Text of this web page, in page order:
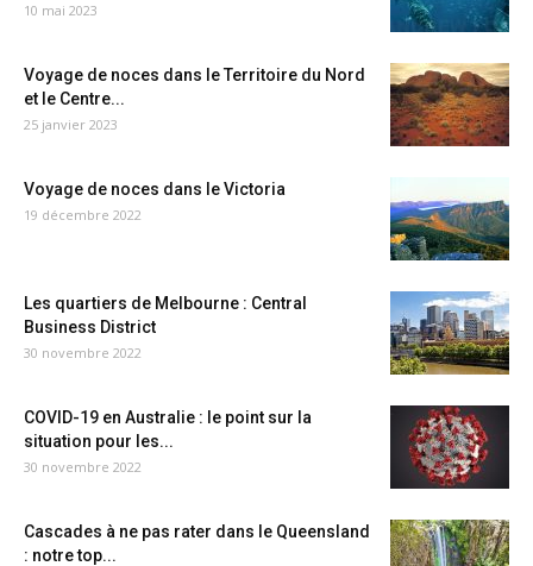
10 mai 2023
Voyage de noces dans le Territoire du Nord
et le Centre...
25 janvier 2023
Voyage de noces dans le Victoria
19 décembre 2022
Les quartiers de Melbourne : Central
Business District
30 novembre 2022
COVID-19 en Australie : le point sur la
situation pour les...
30 novembre 2022
Cascades à ne pas rater dans le Queensland
: notre top...